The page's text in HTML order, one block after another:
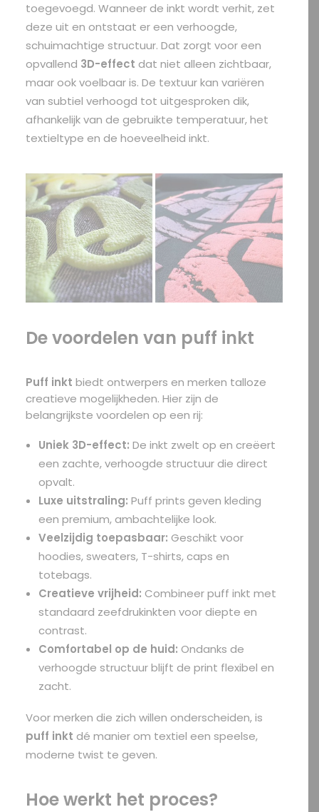
toegevoegd. Wanneer de inkt wordt verhit, zet
deze uit en ontstaat er een verhoogde,
schuimachtige structuur. Dat zorgt voor een
opvallend 3D-effect dat niet alleen zichtbaar,
maar ook voelbaar is. De textuur kan variëren
van subtiel verhoogd tot uitgesproken dik,
afhankelijk van de gebruikte temperatuur, het
textieltype en de hoeveelheid inkt.
De voordelen van puff inkt
Puff inkt biedt ontwerpers en merken talloze
creatieve mogelijkheden. Hier zijn de
belangrijkste voordelen op een rij:
Uniek 3D-effect: De inkt zwelt op en creëert
een zachte, verhoogde structuur die direct
opvalt.
Luxe uitstraling: Puff prints geven kleding
een premium, ambachtelijke look.
Veelzijdig toepasbaar: Geschikt voor
hoodies, sweaters, T-shirts,caps en
totebags.
Creatieve vrijheid: Combineer puff inkt met
standaard zeefdrukinkten voor diepte en
contrast.
Comfortabel op de huid: Ondanks de
verhoogde structuur blijft de print flexibel en
zacht.
Voor merken die zich willen onderscheiden, is
puff inkt dé manier om textiel een speelse,
moderne twist te geven.
Hoe werkt het proces?